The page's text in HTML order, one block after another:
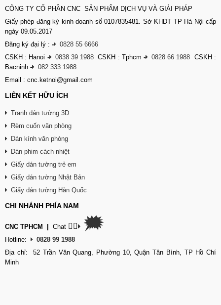
CÔNG TY CỔ PHẦN CNC SẢN PHẨM DỊCH VỤ VÀ GIẢI PHÁP
Giấy phép đăng ký kinh doanh số 0107835481. Sở KHĐT TP Hà Nội cấp
ngày 09.05.2017
Đăng ký đại lý : -
0828 55 6666
CSKH : Hanoi - 0838 39 1988 CSKH : Tphcm- 0828 66 1988 CSKH :
Bacninh -
082 333 1988
Email : cnc.ketnoi@gmail.com
LIÊN KẾT HỮU ÍCH
Tranh dán tường 3D
Rèm cuốn văn phòng
Dán kính văn phòng
Dán phim cách nhiệt
Giấy dán tường trẻ em
Giấy dán tường Nhật Bản
Giấy dán tường Hàn Quốc
CHI NHÁNH PHÍA NAM
CNC TPHCM | Chat 👉🏽 🗯
Hotline:
0828 99 1988
Địa chỉ: 52 Trần Văn Quang, Phường 10, Quận Tân Bình, TP Hồ Chí
Minh